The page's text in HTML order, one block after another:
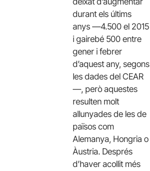
durant els últims
anys —4.500 el 2015
i gairebé 500 entre
gener i febrer
d’aquest any, segons
les dades del CEAR
—, però aquestes
resulten molt
allunyades de les de
països com
Alemanya, Hongria o
Àustria. Després
d’haver acollit més